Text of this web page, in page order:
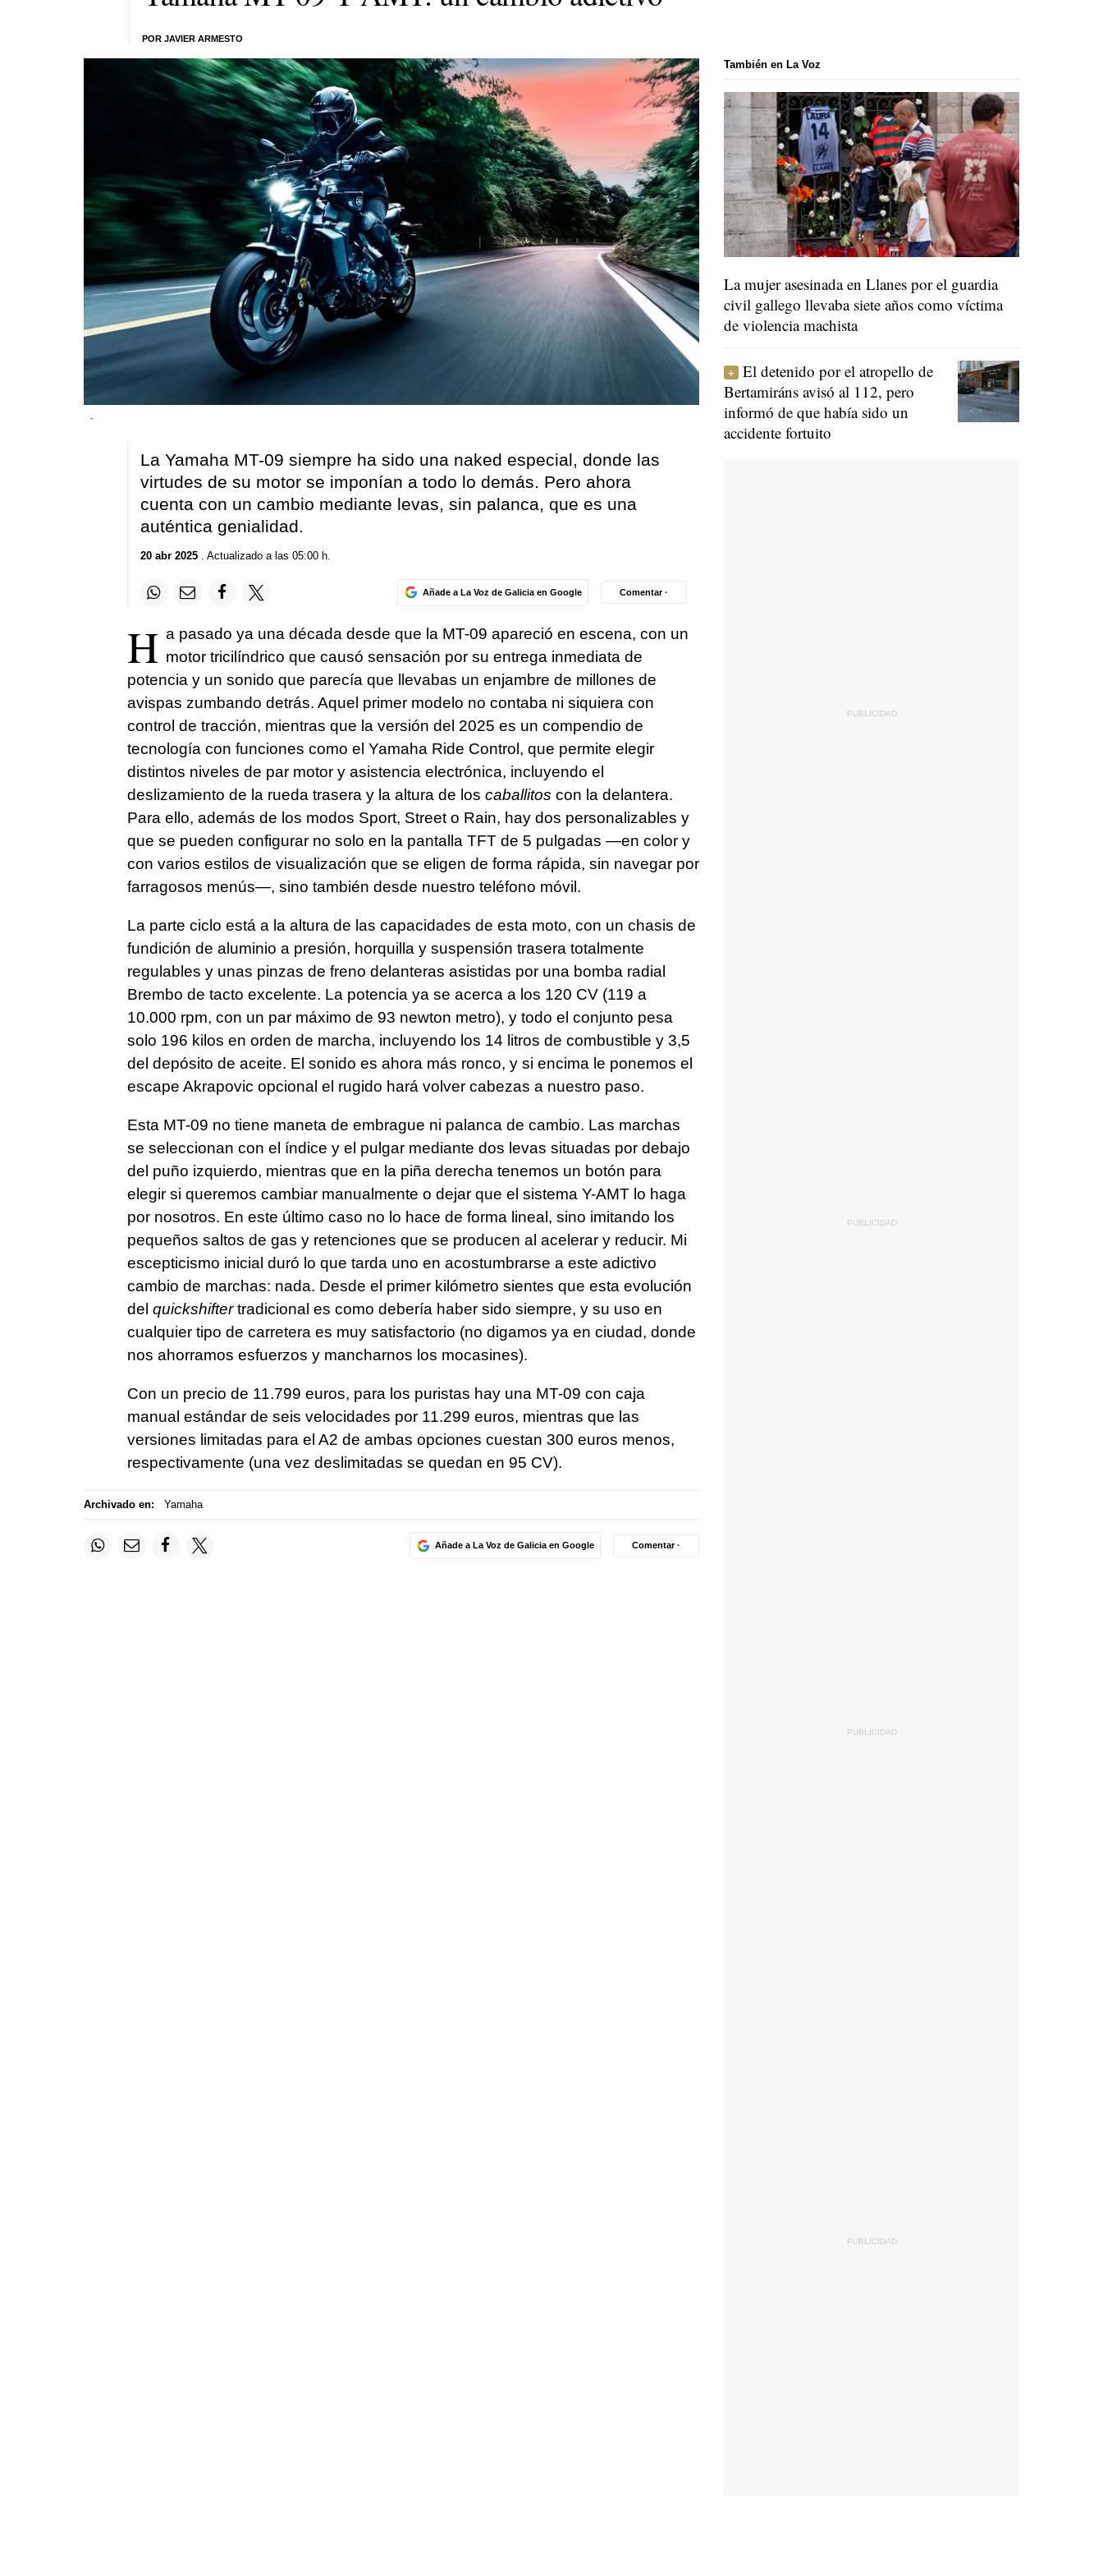
POR JAVIER ARMESTO
-
La Yamaha MT-09 siempre ha sido una naked especial, donde las
virtudes de su motor se imponían a todo lo demás. Pero ahora
cuenta con un cambio mediante levas, sin palanca, que es una
auténtica genialidad.
20 abr 2025. Actualizado a las 05:00 h.
Añade a La Voz de Galicia en Google Comentar ·
H a pasado ya una década desde que la MT-09 apareció en escena, con un
motor tricilíndrico que causó sensación por su entrega inmediata de
potencia y un sonido que parecía que llevabas un enjambre de millones de
avispas zumbando detrás. Aquel primer modelo no contaba ni siquiera con
control de tracción, mientras que la versión del 2025 es un compendio de
tecnología con funciones como el Yamaha Ride Control, que permite elegir
distintos niveles de par motor y asistencia electrónica, incluyendo el
deslizamiento de la rueda trasera y la altura de los caballitos con la delantera.
Para ello, además de los modos Sport, Street o Rain, hay dos personalizables y
que se pueden configurar no solo en la pantalla TFT de 5 pulgadas —en color y
con varios estilos de visualización que se eligen de forma rápida, sin navegar por
farragosos menús—, sino también desde nuestro teléfono móvil.
La parte ciclo está a la altura de las capacidades de esta moto, con un chasis de
fundición de aluminio a presión, horquilla y suspensión trasera totalmente
regulables y unas pinzas de freno delanteras asistidas por una bomba radial
Brembo de tacto excelente. La potencia ya se acerca a los 120 CV (119 a
10.000 rpm, con un par máximo de 93 newton metro), y todo el conjunto pesa
solo 196 kilos en orden de marcha, incluyendo los 14 litros de combustible y 3,5
del depósito de aceite. El sonido es ahora más ronco, y si encima le ponemos el
escape Akrapovic opcional el rugido hará volver cabezas a nuestro paso.
Esta MT-09 no tiene maneta de embrague ni palanca de cambio. Las marchas
se seleccionan con el índice y el pulgar mediante dos levas situadas por debajo
del puño izquierdo, mientras que en la piña derecha tenemos un botón para
elegir si queremos cambiar manualmente o dejar que el sistema Y-AMT lo haga
por nosotros. En este último caso no lo hace de forma lineal, sino imitando los
pequeños saltos de gas y retenciones que se producen al acelerar y reducir. Mi
escepticismo inicial duró lo que tarda uno en acostumbrarse a este adictivo
cambio de marchas: nada. Desde el primer kilómetro sientes que esta evolución
del quickshiftertradicional es como debería haber sido siempre, y su uso en
cualquier tipo de carretera es muy satisfactorio (no digamos ya en ciudad, donde
nos ahorramos esfuerzos y mancharnos los mocasines).
Con un precio de 11.799 euros, para los puristas hay una MT-09 con caja
manual estándar de seis velocidades por 11.299 euros, mientras que las
versiones limitadas para el A2 de ambas opciones cuestan 300 euros menos,
respectivamente (una vez deslimitadas se quedan en 95 CV).
Archivado en: Yamaha
Añade a La Voz de Galicia en Google Comentar ·
También en La Voz
La mujer asesinada en Llanes por el guardia
civil gallego llevaba siete años como víctima
de violencia machista
El detenido por el atropello de
Bertamiráns avisó al 112, pero
informó de que había sido un
accidente fortuito